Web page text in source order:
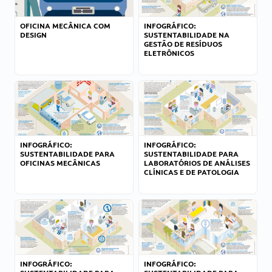
OFICINA MECÂNICA COM
DESIGN
INFOGRÁFICO:
SUSTENTABILIDADE NA
GESTÃO DE RESÍDUOS
ELETRÔNICOS
INFOGRÁFICO:
SUSTENTABILIDADE PARA
OFICINAS MECÂNICAS
INFOGRÁFICO:
SUSTENTABILIDADE PARA
LABORATÓRIOS DE ANÁLISES
CLÍNICAS E DE PATOLOGIA
INFOGRÁFICO:
INFOGRÁFICO: